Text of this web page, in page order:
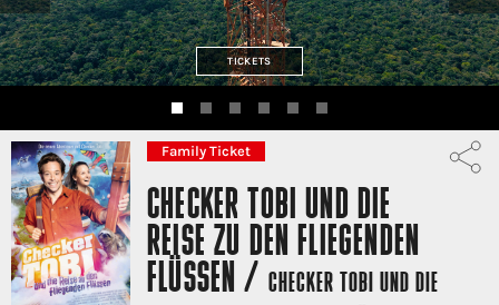
TICKETS
Family Ticket
CHECKER TOBI UND DIE
REISE ZU DEN FLIEGENDEN
FLÜSSEN / CHECKER TOBI UND DIE